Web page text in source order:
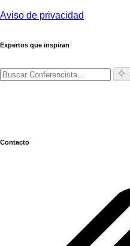
Aviso de privacidad
Expertos que inspiran
Contacto